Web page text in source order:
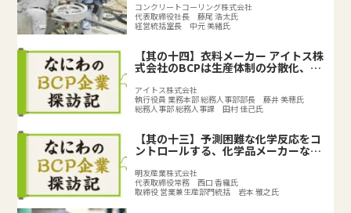
コンクリートコーリング株式会社
代表取締役社長 藤尾 浩太氏
経営統括室長 中元 美緒氏
【其の十四】衣料メーカー アイトス株
式会社のBCPは生産体制の分散化、
強化
アイトス株式会社
執行役員 業務本部 総務人事部部長 藤井 美穂氏
総務人事部 総務人事課 田村 佳己氏
【其の十三】予測困難な化学反応をコ
ントロールする、化学品メーカーなら
明友産業株式会社
代表取締役常務 西口 香織氏
取締役 営業兼生産部門統括 岩本 雅之氏